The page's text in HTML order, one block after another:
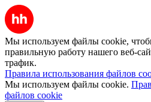
Мы используем файлы cookie,
правильную работу нашего веб-
трафик.
Правила использования файлов
Мы используем файлы cookie.
файлов cookie